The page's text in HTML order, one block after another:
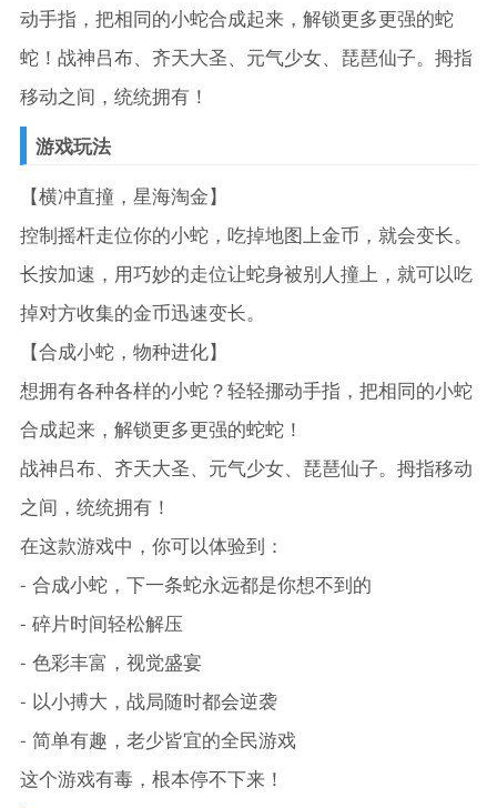
动手指，把相同的小蛇合成起来，解锁更多更强的蛇
蛇！战神吕布、齐天大圣、元气少女、琵琶仙子。拇指
移动之间，统统拥有！
游戏玩法
【横冲直撞，星海淘金】
控制摇杆走位你的小蛇，吃掉地图上金币，就会变长。
长按加速，用巧妙的走位让蛇身被别人撞上，就可以吃
掉对方收集的金币迅速变长。
【合成小蛇，物种进化】
想拥有各种各样的小蛇？轻轻挪动手指，把相同的小蛇
合成起来，解锁更多更强的蛇蛇！
战神吕布、齐天大圣、元气少女、琵琶仙子。拇指移动
之间，统统拥有！
在这款游戏中，你可以体验到：
- 合成小蛇，下一条蛇永远都是你想不到的
- 碎片时间轻松解压
- 色彩丰富，视觉盛宴
- 以小搏大，战局随时都会逆袭
- 简单有趣，老少皆宜的全民游戏
这个游戏有毒，根本停不下来！